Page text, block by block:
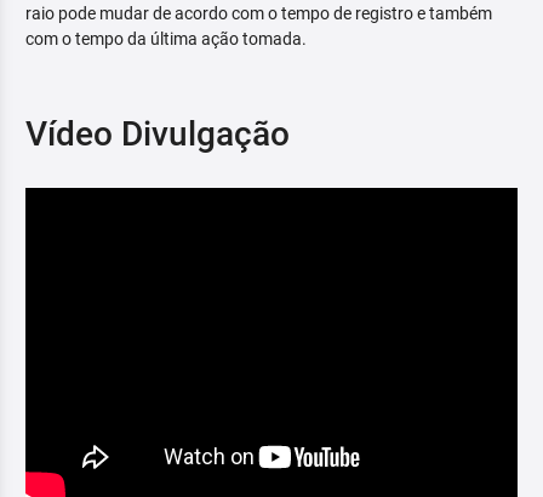
raio pode mudar de acordo com o tempo de registro e também
com o tempo da última ação tomada.
Vídeo Divulgação